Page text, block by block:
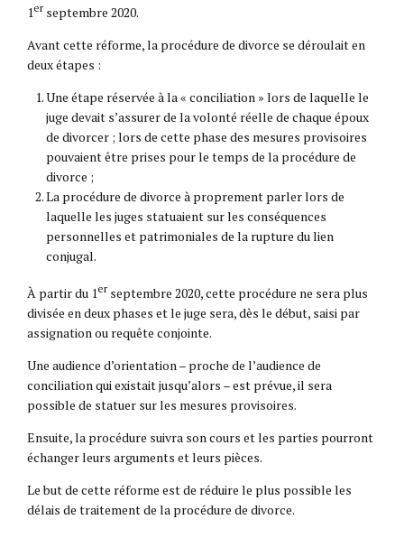
1er septembre 2020.
Avant cette réforme, la procédure de divorce se déroulait en
deux étapes :
Une étape réservée à la « conciliation » lors de laquelle le
juge devait s’assurer de la volonté réelle de chaque époux
de divorcer ; lors de cette phase des mesures provisoires
pouvaient être prises pour le temps de la procédure de
divorce ;
La procédure de divorce à proprement parler lors de
laquelle les juges statuaient sur les conséquences
personnelles et patrimoniales de la rupture du lien
conjugal.
À partir du 1 er septembre 2020, cette procédure ne sera plus
divisée en deux phases et le juge sera, dès le début, saisi par
assignation ou requête conjointe.
Une audience d’orientation – proche de l’audience de
conciliation qui existait jusqu’alors – est prévue, il sera
possible de statuer sur les mesures provisoires.
Ensuite, la procédure suivra son cours et les parties pourront
échanger leurs arguments et leurs pièces.
Le but de cette réforme est de réduire le plus possible les
délais de traitement de la procédure de divorce.